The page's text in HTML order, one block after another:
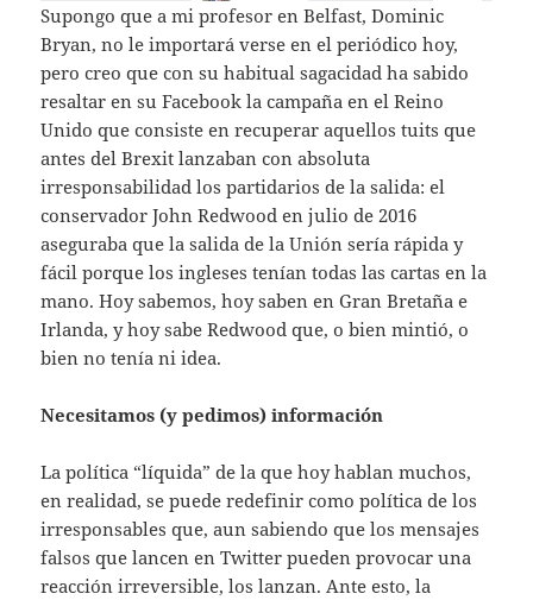
Supongo que a mi profesor en Belfast, Dominic
Bryan, no le importará verse en el periódico hoy,
pero creo que con su habitual sagacidad ha sabido
resaltar en su Facebook la campaña en el Reino
Unido que consiste en recuperar aquellos tuits que
antes del Brexit lanzaban con absoluta
irresponsabilidad los partidarios de la salida: el
conservador John Redwood en julio de 2016
aseguraba que la salida de la Unión sería rápida y
fácil porque los ingleses tenían todas las cartas en la
mano. Hoy sabemos, hoy saben en Gran Bretaña e
Irlanda, y hoy sabe Redwood que, o bien mintió, o
bien no tenía ni idea.
Necesitamos (y pedimos) información
La política “líquida” de la que hoy hablan muchos,
en realidad, se puede redefinir como política de los
irresponsables que, aun sabiendo que los mensajes
falsos que lancen en Twitter pueden provocar una
reacción irreversible, los lanzan. Ante esto, la